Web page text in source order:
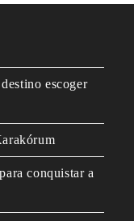
escoger
conquistar a